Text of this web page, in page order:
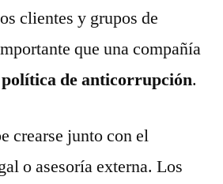
clientes y grupos de
que una compañía
política de anticorrupción.
crearse junto con el
o asesoría externa. Los